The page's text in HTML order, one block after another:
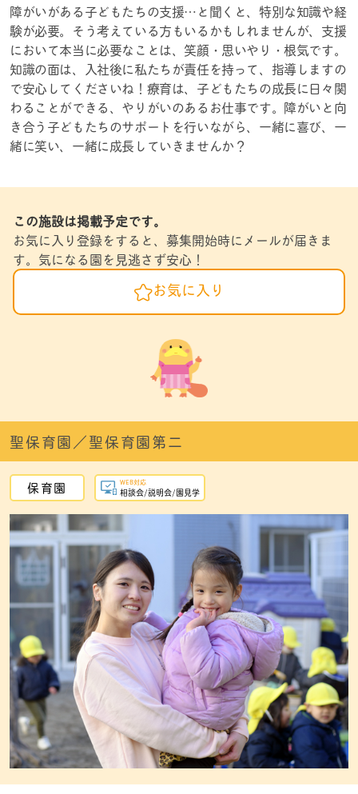
障がいがある子どもたちの支援…と聞くと、特別な知識や経
験が必要。そう考えている方もいるかもしれませんが、支援
において本当に必要なことは、笑顔・思いやり・根気です。
知識の面は、入社後に私たちが責任を持って、指導しますの
で安心してくださいね！療育は、子どもたちの成長に日々関
わることができる、やりがいのあるお仕事です。障がいと向
き合う子どもたちのサポートを行いながら、一緒に喜び、一
緒に笑い、一緒に成長していきませんか？
この施設は掲載予定です。
お気に入り登録をすると、募集開始時にメールが届きま
す。気になる園を見逃さず安心！
お気に入り
聖保育園／聖保育園第二
保育園 WEB対応
相談会/説明会/園見学